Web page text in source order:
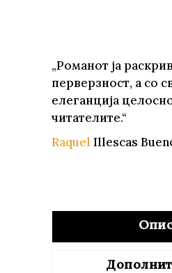
„Романот ја
перверзност, а со
елеганција
читателите.“
Raquel Illescas